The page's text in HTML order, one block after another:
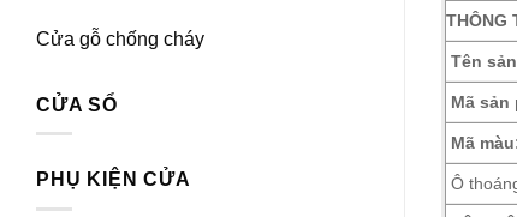
Cửa gỗ chống cháy
CỬA SỔ
PHỤ KIỆN CỬA
THÔNG
Tên
Mã sản
Mã
Ô